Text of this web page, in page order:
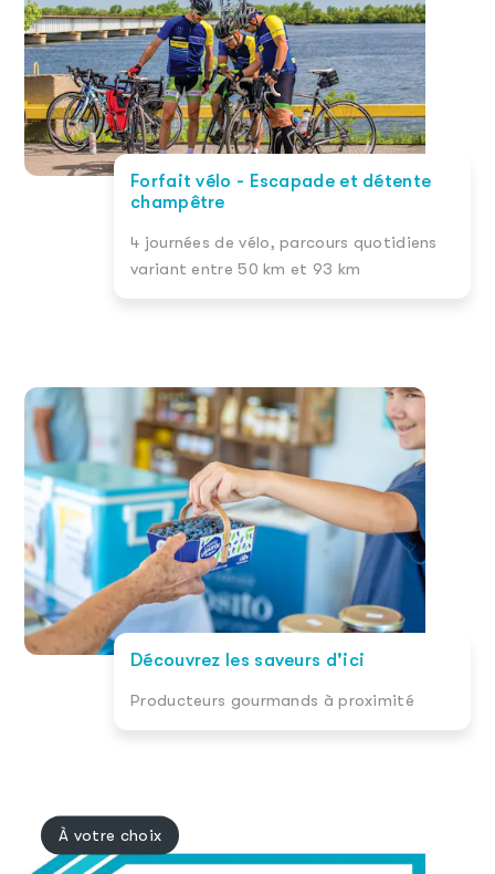
Forfait vélo - Escapade et détente
champêtre
4 journées de vélo, parcours quotidiens
variant entre 50 km et 93 km
Découvrez les saveurs d'ici
Producteurs gourmands à proximité
À votre choix